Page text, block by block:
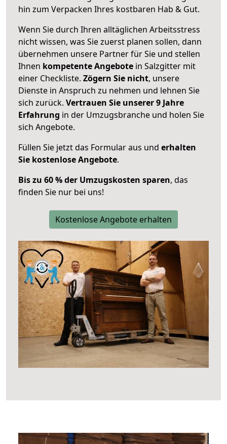
hin zum Verpacken Ihres kostbaren Hab & Gut.
Wenn Sie durch Ihren alltäglichen Arbeitsstress
nicht wissen, was Sie zuerst planen sollen, dann
übernehmen unsere Partner für Sie und stellen
Ihnen kompetente Angebote in Salzgitter mit
einer Checkliste. Zögern Sie nicht, unsere
Dienste in Anspruch zu nehmen und lehnen Sie
sich zurück. Vertrauen Sie unserer 9 Jahre
Erfahrung in der Umzugsbranche und holen Sie
sich Angebote.
Füllen Sie jetzt das Formular aus und erhalten
Sie kostenlose Angebote.
Bis zu 60 % der Umzugskosten sparen, das
finden Sie nur bei uns!
Kostenlose Angebote erhalten